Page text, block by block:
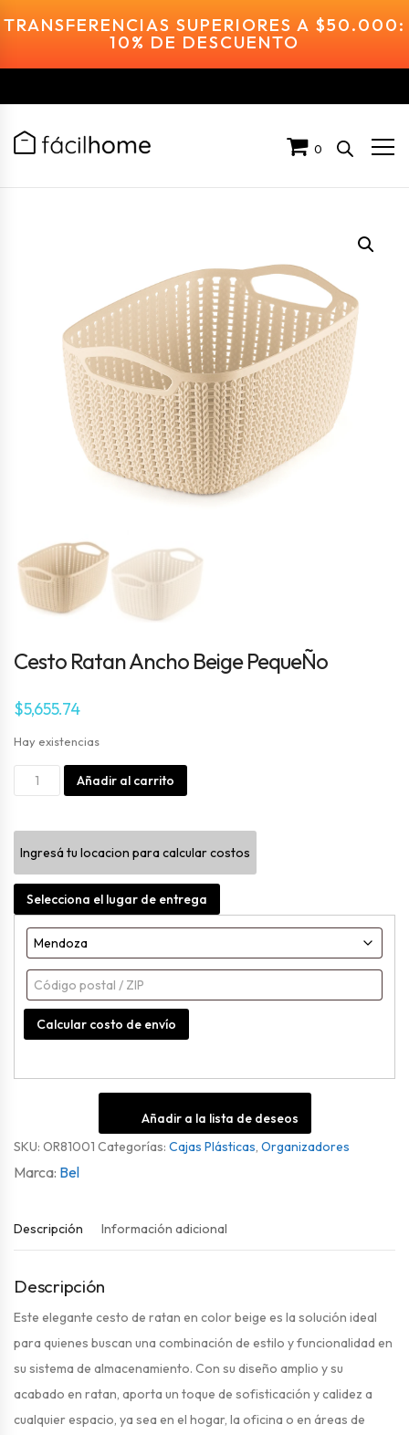
TRANSFERENCIAS SUPERIORES A $50.000:
10% DE DESCUENTO
0
Cesto Ratan Ancho Beige PequeÑo
$5,655.74
Hay existencias
Cesto
Ancho
Beige
PequeÑo
cantidad
Añadir al carrito
Ingresá tu locacion para calcular costos
Selecciona el lugar de entrega
Calcular costo de envío
Añadir a la lista de deseos
SKU: OR81001 Categorías: Cajas Plásticas, Organizadores
Bel
Descripción Información adicional
Descripción
Este elegante cesto de ratan en color beige es la solución ideal
para quienes buscan una combinación de estilo y funcionalidad en
su sistema de almacenamiento. Con su diseño amplio y su
acabado en ratan, aporta un toque de sofisticación y calidez a
cualquier espacio, ya sea en el hogar, la oficina o en áreas de